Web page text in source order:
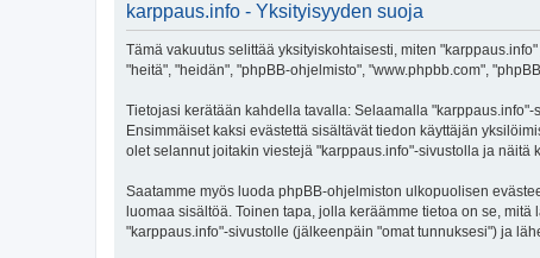
karppaus.info - Yksityisyyden suoja
Tämä vakuutus selittää yksityiskohtaisesti, miten
"heitä", "heidän", "phpBB-ohjelmisto", "www.phpbb.com",
Tietojasi kerätään kahdella tavalla: Selaamalla
Ensimmäiset kaksi evästettä sisältävät tiedon käyttäjän
olet selannut joitakin viestejä "karppaus.info"-sivustolla ja
Saatamme myös luoda phpBB-ohjelmiston ulkopuolisen
luomaa sisältöä. Toinen tapa, jolla keräämme tietoa on se,
"karppaus.info"-sivustolle (jälkeenpäin "omat tunnuksesi") ja